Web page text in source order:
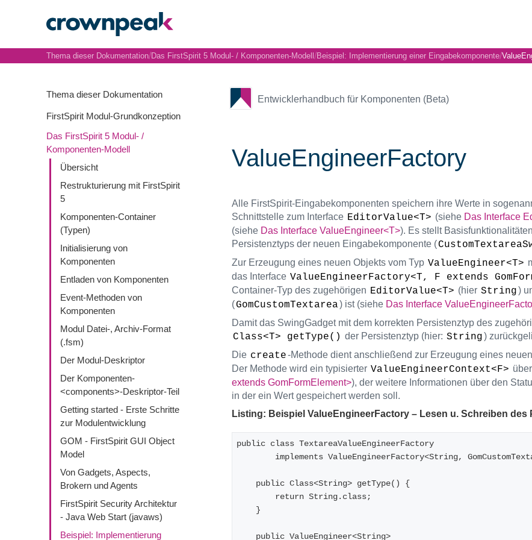
Thema dieser Dokumentation
FirstSpirit Modul-Grundkonzeption
Das FirstSpirit 5 Modul- /
Komponenten-Modell
Übersicht
Restrukturierung mit FirstSpirit
5
Komponenten-Container
(Typen)
Initialisierung von
Komponenten
Entladen von Komponenten
Event-Methoden von
Komponenten
Modul Datei-, Archiv-Format
(.fsm)
Der Modul-Deskriptor
Der Komponenten-
<components>-Deskriptor-Teil
Getting started - Erste Schritte
zur Modulentwicklung
GOM - FirstSpirit GUI Object
Model
Von Gadgets, Aspects,
Brokern und Agents
FirstSpirit Security Architektur
- Java Web Start (javaws)
Beispiel: Implementierung
Entwicklerhandbuch für Komponenten (Beta)
Thema dieser Dokumentation/Das FirstSpirit 5 Modul- / Komponenten-Modell/Beispiel: Implementierung einer Eingabekomponente/
ValueEngineerFactory
Alle FirstSpirit-Eingabekomponenten speichern ihre Werte in
Schnittstelle zum Interface EditorValue<T> (siehe Das Interface
(siehe Das Interface ValueEngineer<T>). Es stellt
Persistenztyps der neuen Eingabekomponente (
Zur Erzeugung eines neuen Objekts vom Typ ValueEngineer<T>
das Interface ValueEngineerFactory<T, F extends
Container-Typ des zugehörigen EditorValue<T> (hier String)
(GomCustomTextarea) ist (siehe Das Interface
Damit das SwingGadget mit dem korrekten Persistenztyp des
Class<T> getType() der Persistenztyp (hier: String)
Die create-Methode dient anschließend zur Erzeugung eines
Der Methode wird ein typisierter ValueEngineerContext<F>
extends GomFormElement>), der weitere Informationen über den
in der ein Wert gespeichert werden soll.
Listing: Beispiel ValueEngineerFactory – Lesen u. Schreiben des
public class TextareaValueEngineerFactory
implements ValueEngineerFactory<String,
    public Class<String> getType() {
        return String.class;
    }
    public ValueEngineer<String>